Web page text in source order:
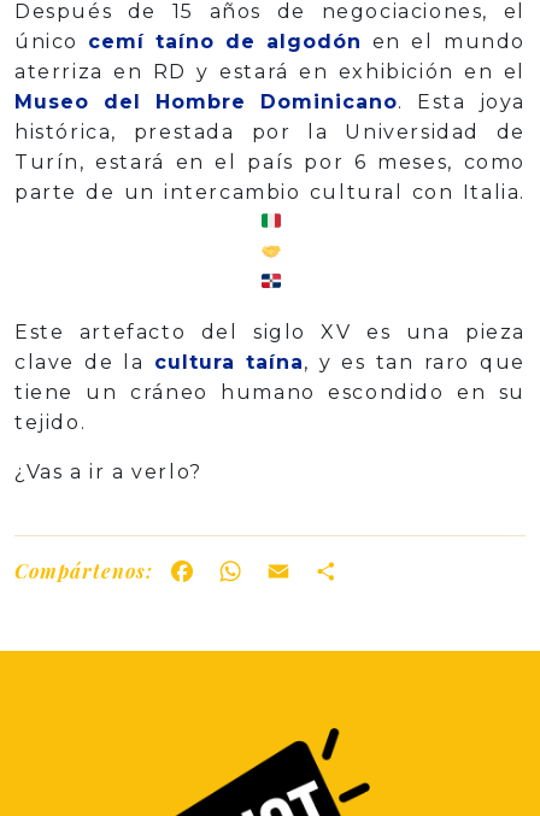
Después de 15 años de negociaciones, el
único cemí taíno de algodón en el mundo
aterriza en RD y estará en exhibición en el
Museo del Hombre Dominicano. Esta joya
histórica, prestada por la Universidad de
Turín, estará en el país por 6 meses, como
parte de un intercambio cultural con Italia.
Este artefacto del siglo XV es una pieza
clave de la cultura taína, y es tan raro que
tiene un cráneo humano escondido en su
tejido.
¿Vas a ir a verlo?
Compártenos: FacebookWhatsApp
Email